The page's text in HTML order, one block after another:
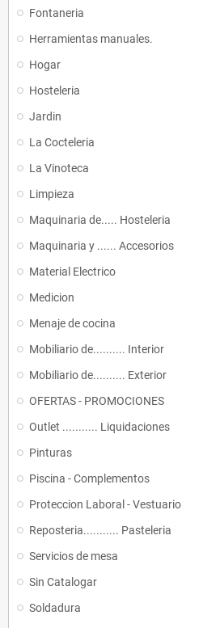
Fontaneria
Herramientas manuales.
Hogar
Hosteleria
Jardin
La Cocteleria
La Vinoteca
Limpieza
Maquinaria de..... Hosteleria
Maquinaria y ...... Accesorios
Material Electrico
Medicion
Menaje de cocina
Mobiliario de.......... Interior
Mobiliario de.......... Exterior
OFERTAS - PROMOCIONES
Outlet ........... Liquidaciones
Pinturas
Piscina - Complementos
Proteccion Laboral - Vestuario
Reposteria........... Pasteleria
Servicios de mesa
Sin Catalogar
Soldadura